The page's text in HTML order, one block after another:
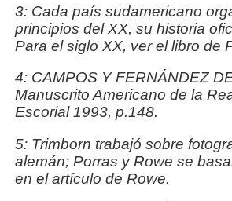
3: Cada país sudamericano
principios del XX, su historia
Para el siglo XX, ver el libro de
4: CAMPOS Y FERNÁNDEZ
Manuscrito Americano de la
Escorial 1993, p.148.
5: Trimborn trabajó sobre
alemán; Porras y Rowe se
en el artículo de Rowe.